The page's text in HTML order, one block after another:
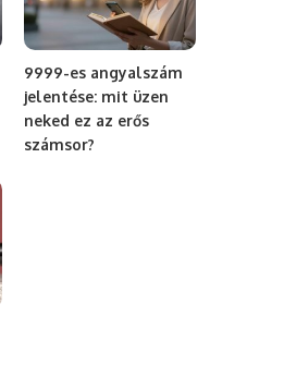
9999-es angyalszám
jelentése: mit üzen
neked ez az erős
számsor?